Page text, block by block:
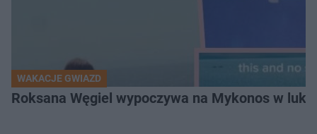
WAKACJE GWIAZD
Roksana Węgiel wypoczywa na Mykonos w